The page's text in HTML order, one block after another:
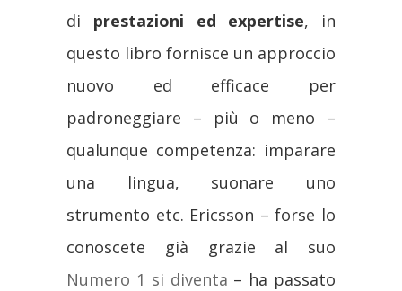
di prestazioni ed expertise, in
questo libro fornisce un approccio
nuovo ed efficace per
padroneggiare – più o meno –
qualunque competenza: imparare
una lingua, suonare uno
strumento etc. Ericsson – forse lo
conoscete già grazie al suo
Numero 1 si diventa – ha passato